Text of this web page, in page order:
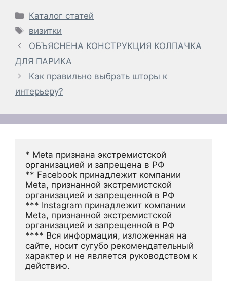
Рубрики
Каталог статей
Метки
визитки
ОБЪЯСНЕНА КОНСТРУКЦИЯ КОЛПАЧКА
ДЛЯ ПАРИКА
Как правильно выбрать шторы к
интерьеру?
* Meta признана экстремистской
организацией и запрещена в РФ
** Facebook принадлежит компании
Meta, признанной экстремистской
организацией и запрещенной в РФ
*** Instagram принадлежит компании
Meta, признанной экстремистской
организацией и запрещенной в РФ
**** Вся информация, изложенная на
сайте, носит сугубо рекомендательный
характер и не является руководством к
действию.